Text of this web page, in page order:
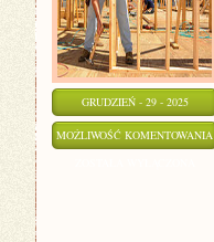
GRUDZIEŃ - 29 - 2025
MOŻLIWOŚĆ KOMENTOWANIA